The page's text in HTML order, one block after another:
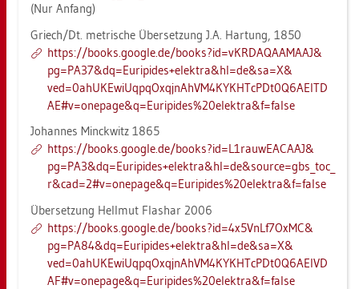
(Nur An­fang)
Griech/Dt. me­tri­sche Über­set­zung J.A. Har­tung, 1850
https://​books.​goog­le.​de/​books?​id=vKR​DAQA​AMAA​J&​
pg=PA37&​dq=Eur​ipid​es+ele​ktra&​hl=de&​sa=X&​
ved=0ah​UKEw​iUqp​qOxq​jnAh​VM4K​YKHT​cPDt​0Q6A​EITD​
AE#​v=one­page&​q=Eur​ipid​es%20e​lekt​ra&​f=false
Jo­han­nes Minck­witz 1865
https://​books.​goog­le.​de/​books?​id=L1r​auwE​ACAA​J&​
pg=PA3&​dq=Eur​ipid​es+ele​ktra&​hl=de&​sour­ce=gbs_​toc_​
r&​cad=2#​v=one­page&​q=Eur​ipid​es%20e​lekt​ra&​f=false
Über­set­zung Hell­mut Flas­har 2006
https://​books.​goog­le.​de/​books?​id=4x5​VnLf​7OxM​C&​
pg=PA84&​dq=Eur​ipid​es+ele​ktra&​hl=de&​sa=X&​
ved=0ah​UKEw​iUqp​qOxq​jnAh​VM4K​YKHT​cPDt​0Q6A​EIVD​
AF#​v=one­page&​q=Eur​ipid​es%20e​lekt​ra&​f=false